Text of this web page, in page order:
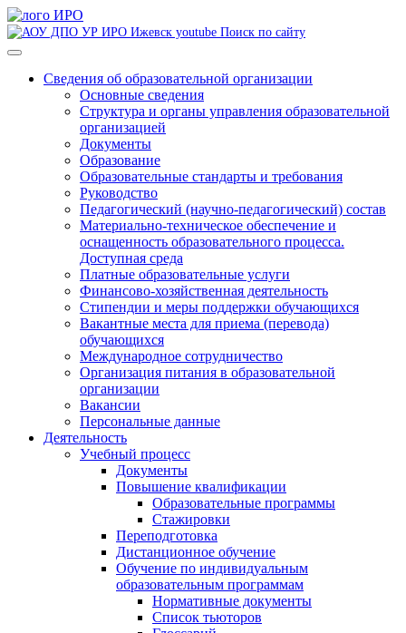
Поиск по сайту
Сведения об образовательной организации
Основные сведения
Структура и органы управления образовательной
организацией
Документы
Образование
Образовательные стандарты и требования
Руководство
Педагогический (научно-педагогический) состав
Материально-техническое обеспечение и
оснащенность образовательного процесса.
Доступная среда
Платные образовательные услуги
Финансово-хозяйственная деятельность
Стипендии и меры поддержки обучающихся
Вакантные места для приема (перевода)
обучающихся
Международное сотрудничество
Организация питания в образовательной
организации
Вакансии
Персональные данные
Деятельность
Учебный процесс
Документы
Повышение квалификации
Образовательные программы
Стажировки
Переподготовка
Дистанционное обучение
Обучение по индивидуальным
образовательным программам
Нормативные документы
Список тьюторов